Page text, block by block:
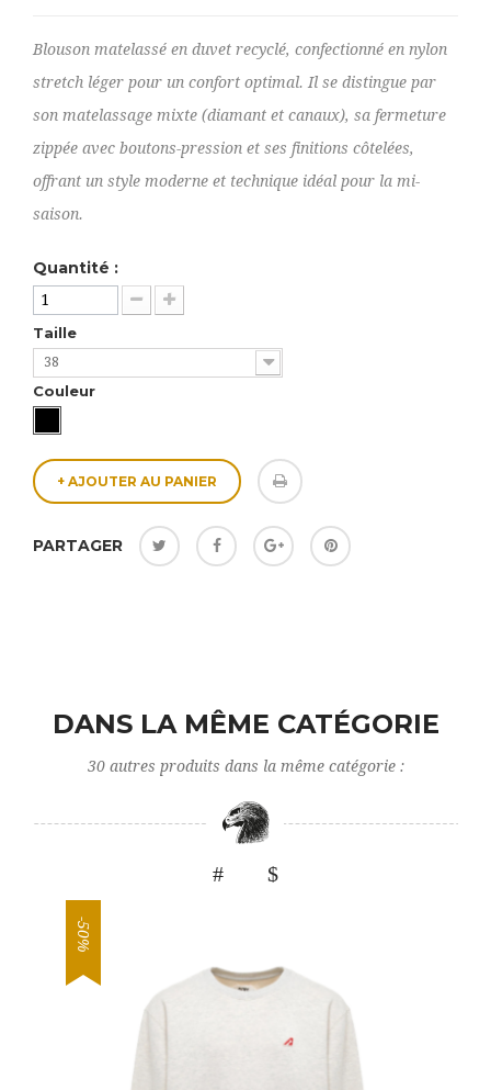
Blouson matelassé en duvet recyclé, confectionné en nylon
stretch léger pour un confort optimal. Il se distingue par
son matelassage mixte (diamant et canaux), sa fermeture
zippée avec boutons-pression et ses finitions côtelées,
offrant un style moderne et technique idéal pour la mi-
saison.
Quantité :
Taille
38
Couleur
+ AJOUTER AU PANIER
PARTAGER
DANS LA MÊME CATÉGORIE
30 autres produits dans la même catégorie :
-50%